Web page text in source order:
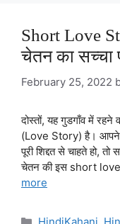
Short Love
चेतन का सच्चा
February 25, 2022
दोस्तों, यह गुडगाँव में
(Love Story) है। आपने
पूरी शिद्दत से चाहते हो,
चेतन की इस short
more
Categories